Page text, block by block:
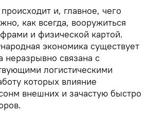
и, главное, чего
как всегда, вооружиться
и физической картой.
экономика существует
неразрывно связана с
логистическими
которых влияние
внешних и зачастую быстро